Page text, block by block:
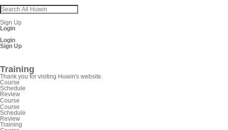
Sign Up
Login
Login
Sign Up
Training
Thank you for visiting Huwin's website.
Course
Schedule
Review
Course
Course
Schedule
Review
Training